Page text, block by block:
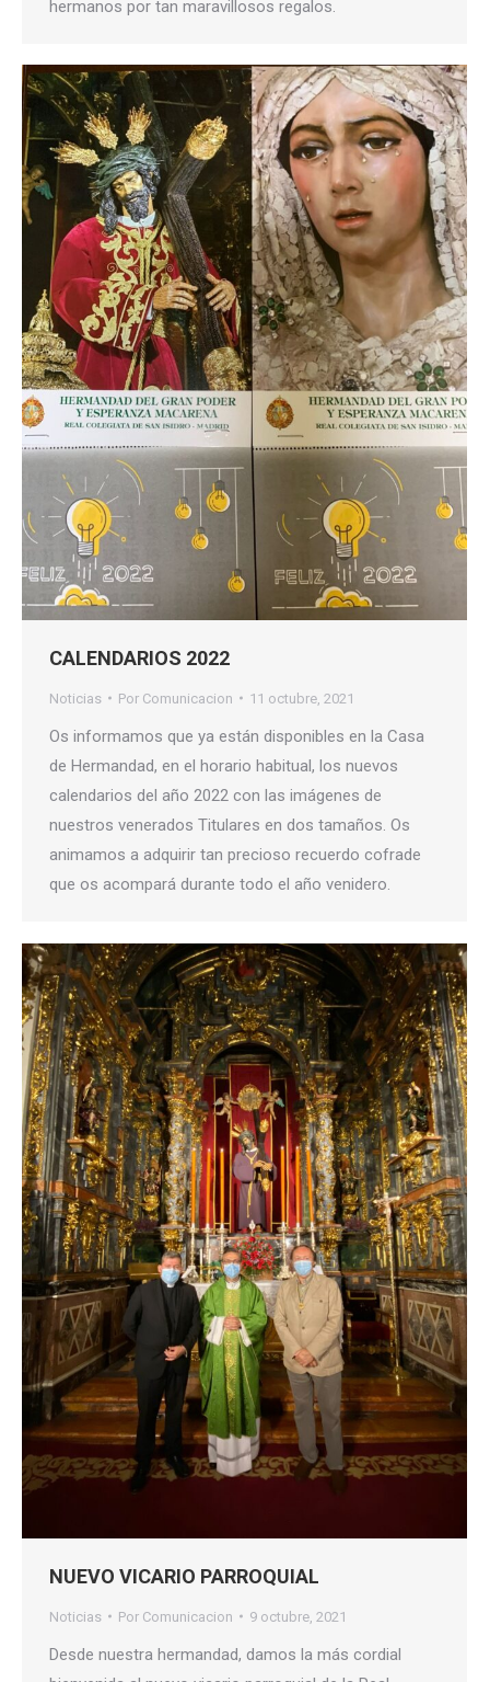
hermanos por tan maravillosos regalos.
CALENDARIOS 2022
Noticias Por Comunicacion 11 octubre, 2021
Os informamos que ya están disponibles en la Casa
de Hermandad, en el horario habitual, los nuevos
calendarios del año 2022 con las imágenes de
nuestros venerados Titulares en dos tamaños. Os
animamos a adquirir tan precioso recuerdo cofrade
que os acompará durante todo el año venidero.
NUEVO VICARIO PARROQUIAL
Noticias Por Comunicacion 9 octubre, 2021
Desde nuestra hermandad, damos la más cordial